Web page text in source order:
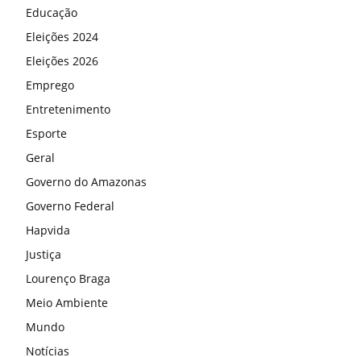
Educação
Eleições 2024
Eleições 2026
Emprego
Entretenimento
Esporte
Geral
Governo do Amazonas
Governo Federal
Hapvida
Justiça
Lourenço Braga
Meio Ambiente
Mundo
Notícias